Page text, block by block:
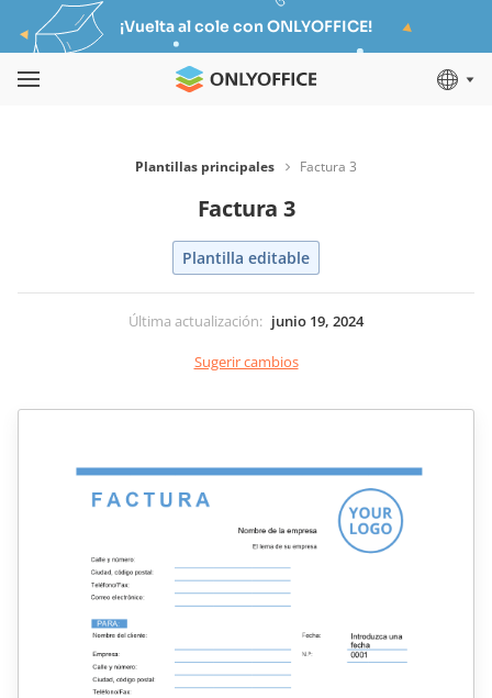
¡Vuelta al cole con ONLYOFFICE!
Plantillas principales Factura 3
Factura 3
Plantilla editable
Última actualización: junio 19, 2024
Sugerir cambios